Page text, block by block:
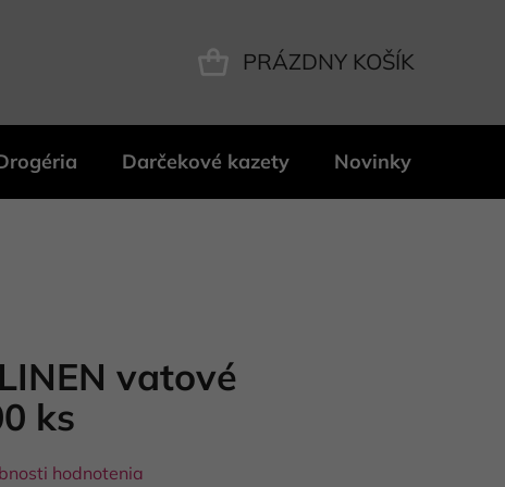
PRÁZDNY KOŠÍK
Darčekové kazety Novinky
vatové
ks
hodnotenia